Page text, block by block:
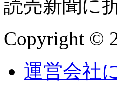
読売新聞に
Copyright ©
運営会社